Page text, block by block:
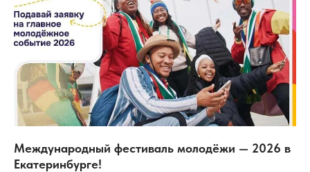
Международный фестиваль молодёжи — 2026 в
Екатеринбурге!